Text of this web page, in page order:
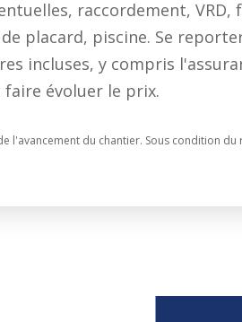
raccordement, VRD,
placard, piscine. Se
incluses, y compris
évoluer le prix.
l'avancement du chantier. Sous condition